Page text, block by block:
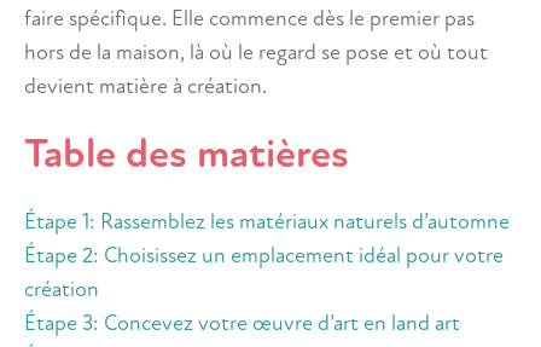
faire spécifique. Elle commence dès le premier pas
hors de la maison, là où le regard se pose et où tout
devient matière à création.
Table des matières
Étape 1: Rassemblez les matériaux naturels d’automne
Étape 2: Choisissez un emplacement idéal pour votre
création
Étape 3: Concevez votre œuvre d’art en land art